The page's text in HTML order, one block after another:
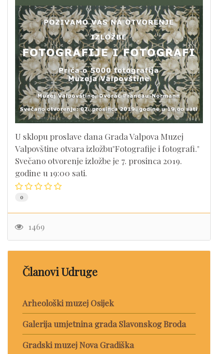
U sklopu proslave dana Grada Valpova Muzej
Valpovštine otvara izložbu"Fotografije i fotografi."
Svečano otvorenje izložbe je 7. prosinca 2019.
godine u 19:00 sati.
0
1469
Članovi Udruge
Arheološki muzej Osijek
Galerija umjetnina grada Slavonskog Broda
Gradski muzej Nova Gradiška